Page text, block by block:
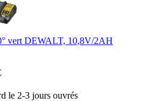
vert DEWALT, 10,8V/2AH
le 2-3 jours ouvrés